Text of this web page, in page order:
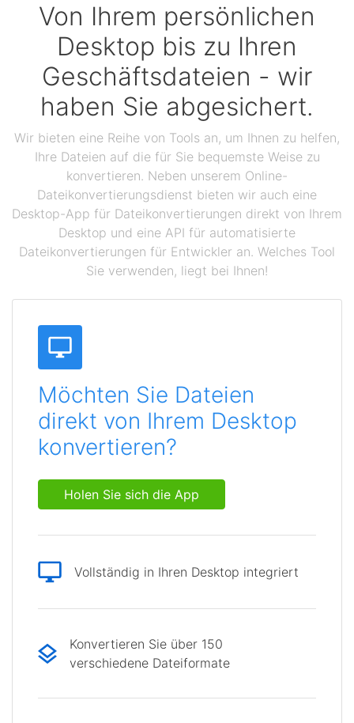
Von Ihrem persönlichen
Desktop bis zu Ihren
Geschäftsdateien - wir
haben Sie abgesichert.
Wir bieten eine Reihe von Tools an, um Ihnen zu helfen,
Ihre Dateien auf die für Sie bequemste Weise zu
konvertieren. Neben unserem Online-
Dateikonvertierungsdienst bieten wir auch eine
Desktop-App für Dateikonvertierungen direkt von Ihrem
Desktop und eine API für automatisierte
Dateikonvertierungen für Entwickler an. Welches Tool
Sie verwenden, liegt bei Ihnen!
Möchten Sie Dateien
direkt von Ihrem Desktop
konvertieren?
Holen Sie sich die App
Vollständig in Ihren Desktop integriert
Konvertieren Sie über 150
verschiedene Dateiformate